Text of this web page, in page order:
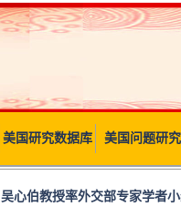
美国研究数据库 美国问题研究
吴心伯教授率外交部专家学者